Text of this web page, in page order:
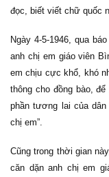
đọc, biết viết chữ quốc
Ngày 4-5-1946, qua
anh chị em giáo viên
em chịu cực khổ, khó
thông cho đồng bào,
phần tương lai của
chị em”.
Cũng trong thời gian
căn dặn anh chị em